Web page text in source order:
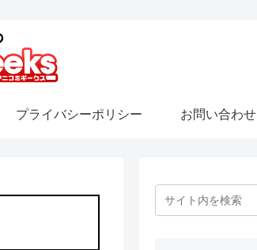
プライバシーポリシー お問い合わせ